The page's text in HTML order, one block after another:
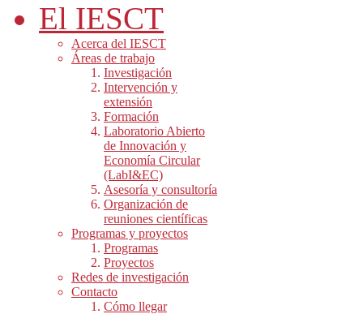
El IESCT
Acerca del IESCT
Áreas de trabajo
Investigación
Intervención y
extensión
Formación
Laboratorio Abierto
de Innovación y
Economía Circular
(LabI&EC)
Asesoría y consultoría
Organización de
reuniones científicas
Programas y proyectos
Programas
Proyectos
Redes de investigación
Contacto
Cómo llegar